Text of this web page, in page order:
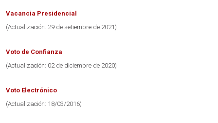
Vacancia Presidencial
(Actualización: 29 de setiembre de 2021)
Voto de Confianza
(Actualización: 02 de diciembre de 2020)
Voto Electrónico
(Actualización: 18/03/2016)